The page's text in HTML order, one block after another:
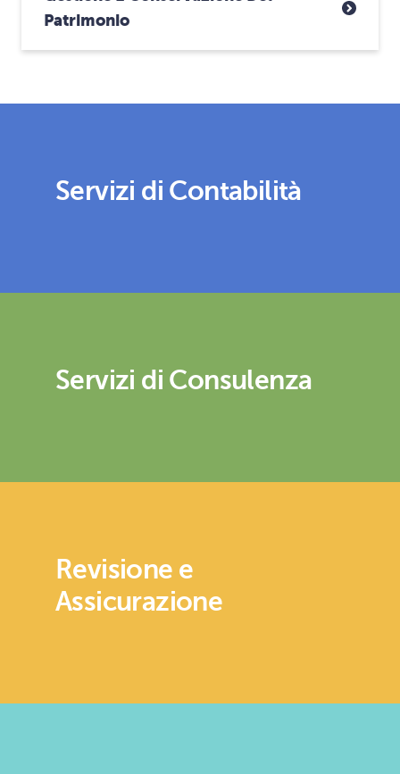
Patrimonio
Servizi di Contabilità
Servizi di Consulenza
Revisione e
Assicurazione